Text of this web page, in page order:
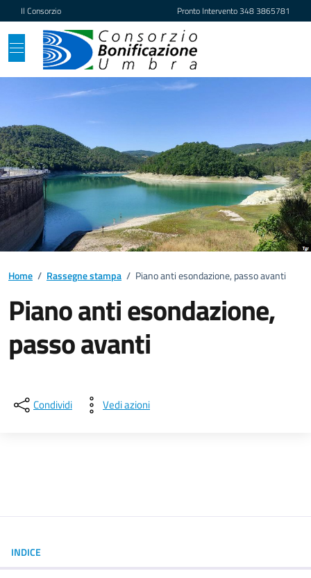
Vai ai contenuti
Vai al footer
Il Consorzio Pronto Intervento348 3865781
Home / Rassegne stampa / Piano anti esondazione, passo avanti
Piano anti esondazione,
passo avanti
Condividi Vedi azioni
INDICE